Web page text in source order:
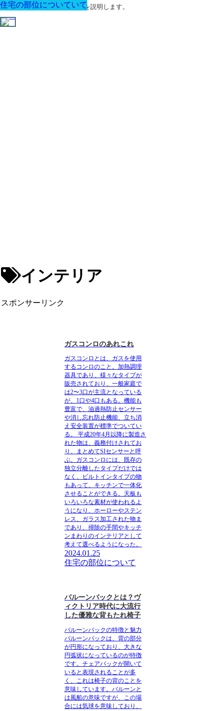
建築に関する用語と関連法令を説明します。
インテリア
スポンサーリンク
住宅の部位について
ガスコンロのあれこれ
ガスコンロとは、ガスを使用
するコンロのこと。加熱調理
器具であり、様々なタイプが
販売されており、一般家庭で
は2〜3口が主流となっている
が、1口や4口もある。機能も
豊富で、油過熱防止センサー
や消し忘れ防止機能、立ち消
え安全装置が標準でついてい
る。
平成20年4月以降に製造さ
れた物は、義務付けされてお
り、まとめてSIセンサーと呼
ぶ。ガスコンロには、既存の
独立分離したタイプだけでは
なく、ビルトインタイプの物
もあって、キッチンで一体化
させることができる。天板も
いろいろな素材が使われるよ
うになり、ホーローやステン
レス、ガラス加工された物ま
であり、掃除の手間やキッチ
ンまわりのインテリアとして
考えて選べるようになった。
2024.01.25
住宅の部位について
住宅の部位について
バルーンバックとは？ヴ
ィクトリア時代に大流行
した優雅な背もたれ椅子
バルーンバックの特徴と魅力
バルーンバックは、背の部分
が円形になっており、大きな
円弧状になっているのが特徴
です。チェアバックが開いて
いると表現されることが多
く、これは椅子の背のことを
意味しています。バルーンと
は風船の意味ですが、この場
合には気球を意味しており、
住宅の部位について
住宅の部位について
建材と資材について
住宅の部位について
建材と資材について
住宅の部位について
建築の基礎知識について
建築の基礎知識について
住宅の部位について
住宅の部位について
建材と資材について
住宅の部位について
住宅の部位について
住宅の部位について
住宅の部位について
住宅の部位について
建築の基礎知識について
住宅の部位について
住宅の部位について
建築の基礎知識について
住宅の部位について
住宅の部位について